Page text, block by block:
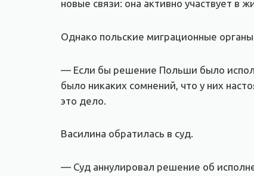
новые связи: она активно участвует в
Однако польские миграционные
— Если бы решение Польши было
было никаких сомнений, что у них
это дело.
Василина обратилась в суд.
— Суд аннулировал решение об